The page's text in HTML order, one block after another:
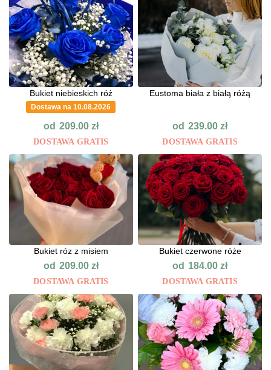
Bukiet niebieskich róż
Dostawa na 10.08.2026
od 209.00 zł
DOSTAWA GRATIS
Eustoma biała z białą różą
od 239.00zł
DOSTAWA GRATIS
Bukiet róz z misiem
od 209.00 zł
DOSTAWA GRATIS
Bukiet czerwone róże
od 184.00zł
DOSTAWA GRATIS